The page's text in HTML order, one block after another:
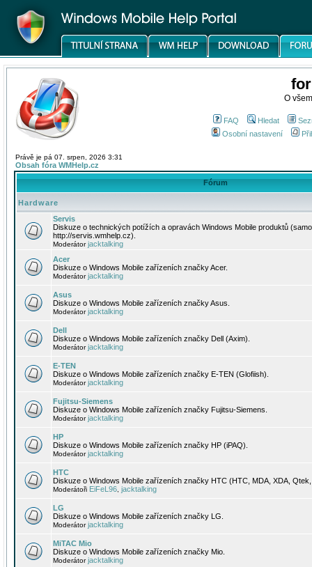
O
FAQ Hledat
Osobní nastavení
Právě je pá 07. srpen, 2026 3:31
Obsah fóra WMHelp.cz
Fórum
Hardware
Servis
Diskuze o technických potížích a opravách Windows Mobile produktů
http://servis.wmhelp.cz).
Moderátorjacktalking
Acer
Diskuze o Windows Mobile zařízeních značky Acer.
Moderátorjacktalking
Asus
Diskuze o Windows Mobile zařízeních značky Asus.
Moderátorjacktalking
Dell
Diskuze o Windows Mobile zařízeních značky Dell (Axim).
Moderátorjacktalking
E-TEN
Diskuze o Windows Mobile zařízeních značky E-TEN (Glofiish).
Moderátorjacktalking
Fujitsu-Siemens
Diskuze o Windows Mobile zařízeních značky Fujitsu-Siemens.
Moderátorjacktalking
HP
Diskuze o Windows Mobile zařízeních značky HP (iPAQ).
Moderátorjacktalking
HTC
Diskuze o Windows Mobile zařízeních značky HTC (HTC, MDA, XDA,
Moderátoři EiFeL96 jacktalking
LG
Diskuze o Windows Mobile zařízeních značky LG.
Moderátorjacktalking
MiTAC Mio
Diskuze o Windows Mobile zařízeních značky Mio.
Moderátorjacktalking